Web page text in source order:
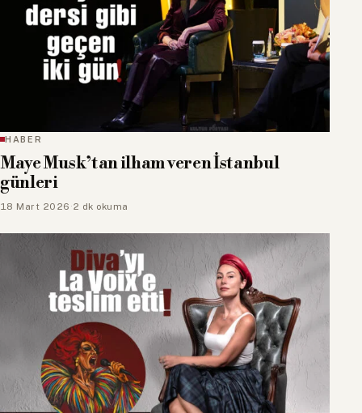
HABER
Maye Musk’tan ilham veren İstanbul
günleri
18 Mart 2026 ·2 dk okuma